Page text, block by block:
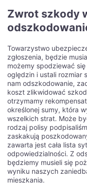
Zwrot szkody
Towarzystwo
zgłoszenia, będzie
możemy spodziewać
oględzin i ustali rozmiar
nam odszkodowanie,
koszt zlikwidować
otrzymamy
określonej sumy, która
wszelkich strat. Może
rodzaj polisy
zaskakują
zawarta jest cała lista
odpowiedzialności. Z
będziemy musieli się
wyniku naszych
mieszkania.